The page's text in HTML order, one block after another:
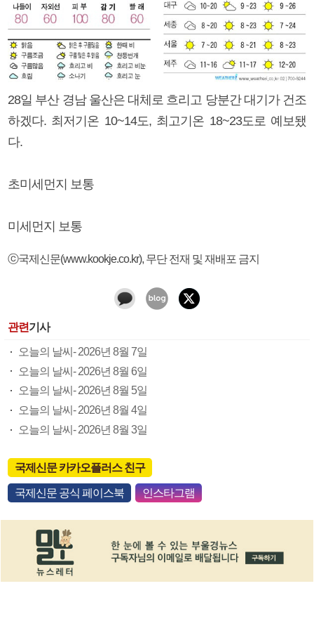
28일 부산 경남 울산은 대체로 흐리고 당분간 대기가 건조
하겠다. 최저기온 10~14도, 최고기온 18~23도로 예보됐
다.
초미세먼지 보통
미세먼지 보통
ⓒ국제신문(www.kookje.co.kr), 무단 전재 및 재배포 금지
관련기사
오늘의 날씨- 2026년 8월 7일
오늘의 날씨- 2026년 8월 6일
오늘의 날씨- 2026년 8월 5일
오늘의 날씨- 2026년 8월 4일
오늘의 날씨- 2026년 8월 3일
국제신문 카카오플러스 친구
국제신문 공식 페이스북 인스타그램